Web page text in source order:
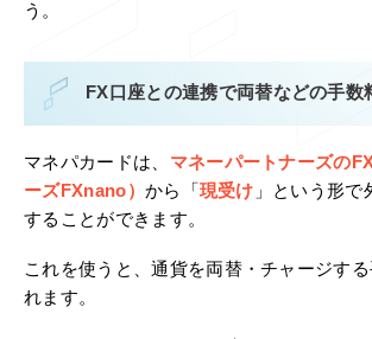
う。
FX口座との連携で両替などの手数
マネパカードは、 マネーパートナーズの
ーズFXnano） から「 現受け 」という形で
することができます。
これを使うと、通貨を両替・チャージす
れます。